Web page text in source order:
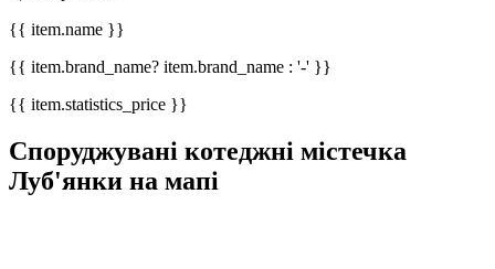
{{ item.name }}
{{ item.brand_name? item.brand_name : '-' }}
{{ item.statistics_price }}
Споруджувані котеджні містечка
Луб'янки на мапі